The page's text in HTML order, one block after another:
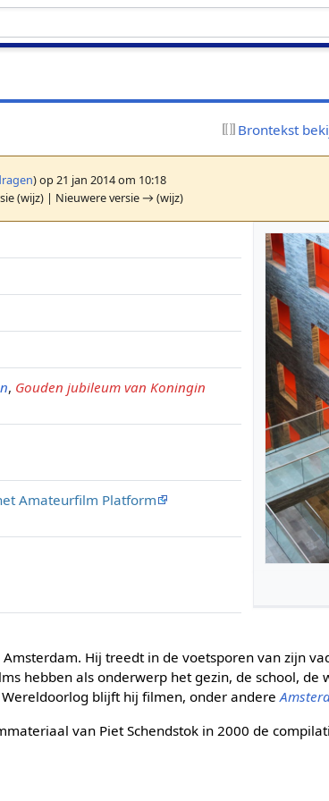
Brontekst
)op 21 jan 2014 om 10:18
(wijz) | Nieuwere versie → (wijz)
, Gouden jubileum van Koningin
Amateurfilm Platform
Hij treedt in de voetsporen van zijn
hebben als onderwerp het gezin, de school, de
blijft hij filmen, onder andere
van Piet Schendstok in 2000 de